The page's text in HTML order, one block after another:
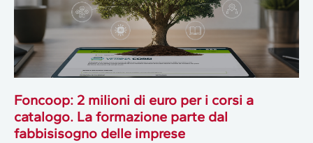
Foncoop: 2 milioni di euro per i corsi a
catalogo. La formazione parte dal
fabbisisogno delle imprese